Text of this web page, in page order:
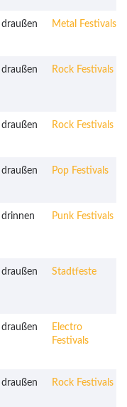
draußen Metal Festivals
draußen Rock Festivals
draußen Rock Festivals
draußen Pop Festivals
drinnen Punk Festivals
draußen Stadtfeste
draußen
Electro
Festivals
draußen Rock Festivals